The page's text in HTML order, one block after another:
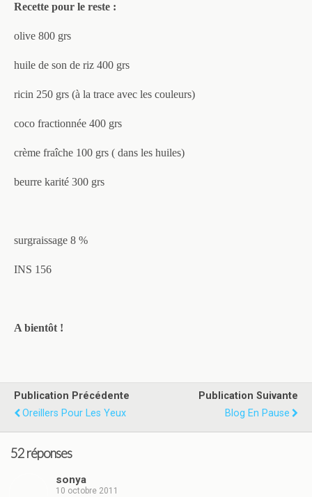
Recette pour le reste :
olive 800 grs
huile de son de riz 400 grs
ricin 250 grs (à la trace avec les couleurs)
coco fractionnée 400 grs
crème fraîche 100 grs ( dans les huiles)
beurre karité 300 grs
surgraissage 8 %
INS 156
A bientôt !
Publication Précédente
Oreillers Pour Les Yeux
Publication Suivante
Blog En Pause
52 réponses
sonya
10 octobre 2011